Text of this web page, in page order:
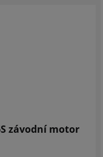
závodní motor